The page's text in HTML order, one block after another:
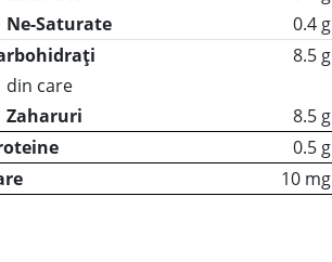
Ne-Saturate
0.4 g
8.5 g
din care
Zaharuri
8.5 g
0.5 g
10 mg